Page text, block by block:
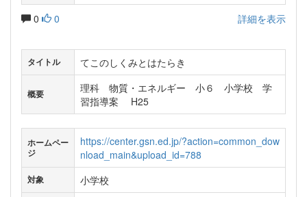
0 0 詳細を表示
タイトル てこのしくみとはたらき
概要
理科 物質・エネルギー 小６ 小学校 学
習指導案 H25
ホームペー
ジ
https://center.gsn.ed.jp/?action=common_dow
nload_main&upload_id=788
対象 小学校